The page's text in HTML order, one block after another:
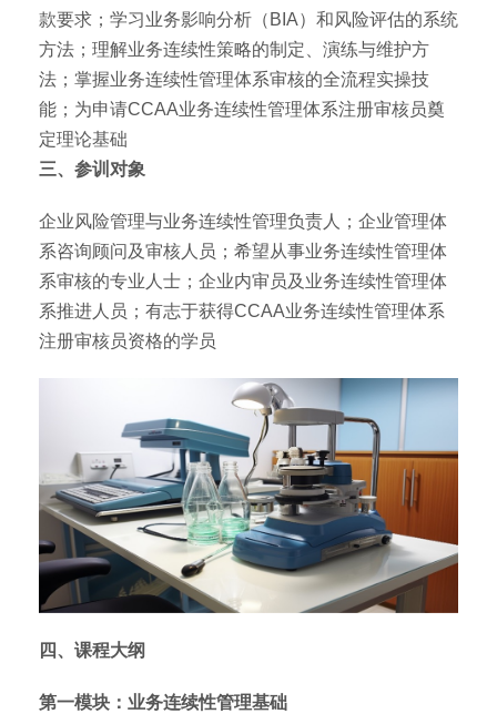
款要求；学习业务影响分析（BIA）和风险评估的系统
方法；理解业务连续性策略的制定、演练与维护方
法；掌握业务连续性管理体系审核的全流程实操技
能；为申请CCAA业务连续性管理体系注册审核员奠
定理论基础
三、参训对象
企业风险管理与业务连续性管理负责人；企业管理体
系咨询顾问及审核人员；希望从事业务连续性管理体
系审核的专业人士；企业内审员及业务连续性管理体
系推进人员；有志于获得CCAA业务连续性管理体系
注册审核员资格的学员
四、课程大纲
第一模块：业务连续性管理基础